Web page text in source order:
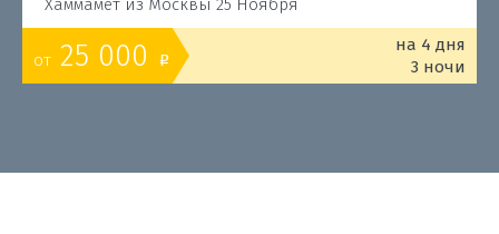
Хаммамет из Москвы 25 Ноября
от 25 000 o
на 4 дня
3 ночи